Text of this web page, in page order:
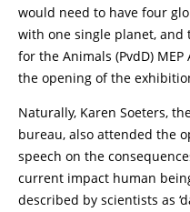
would need to have four
with one single planet, and
for the Animals (PvdD)
the opening of the
Naturally, Karen Soeters,
bureau, also attended the
speech on the
current impact human
described by scientists as